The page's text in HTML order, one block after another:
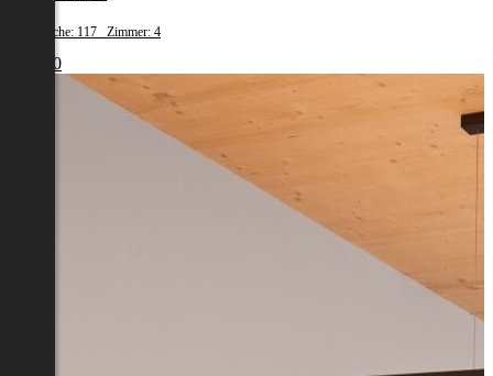
Wohnfläche: 117 Zimmer: 4
€ 1.700